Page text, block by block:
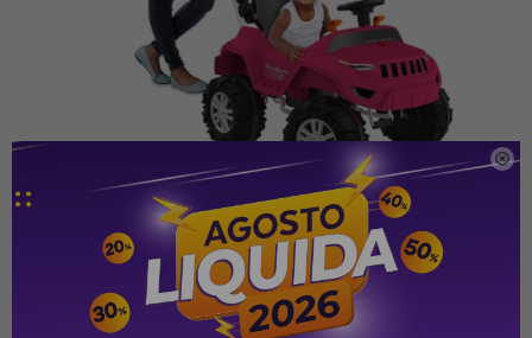

Características
FUNCIÓN DE VIAJE: El adulto conduce el SuperJeep
como un automóvil de pasajeros.
FUNCIÓN DE PEDAL: Permite que el niño juegue